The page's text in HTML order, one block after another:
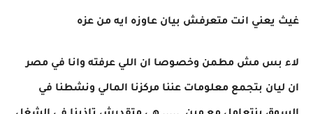
غيث يعني انت متعرفش بيان عاوزه ايه من عزه
لاء بس مش مطمن وخصوصا ان اللي عرفته وانا في مصر
ان ليان بتجمع معلومات عننا مركزنا المالي ونشطنا في